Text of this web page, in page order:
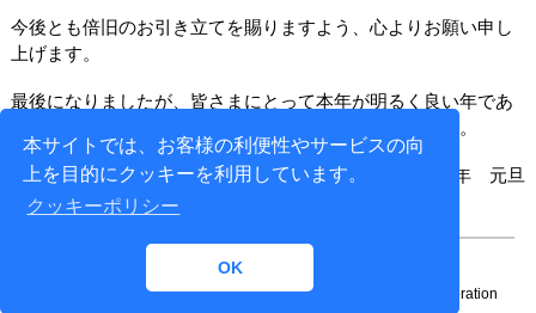
本サイトでは、お客様の利便性やサービスの向
上を目的にクッキーを利用しています。
クッキーポリシー
OK
今後とも倍旧のお引き立てを賜りますよう、心よりお願い申し
上げます。
最後になりましたが、皆さまにとって本年が明るく良い年であ
ることを祈念しまして、年始のごあいさつといたします。
2023年 元旦
2026 NTT DATA ENGINEERING SYSTEMS Corporation